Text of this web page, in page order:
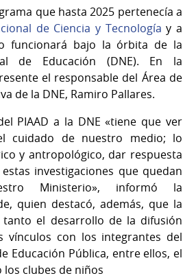
que hasta 2025 pertenecía a
de Ciencia y Tecnología y a
funcionará bajo la órbita de la
de Educación (DNE). En la
el responsable del Área de
de la DNE, Ramiro Pallares.
PIAAD a la DNE «tiene que ver
cuidado de nuestro medio; lo
y antropológico, dar respuesta
investigaciones que quedan
Ministerio», informó la
quien destacó, además, que la
tanto el desarrollo de la difusión
vínculos con los integrantes del
Educación Pública, entre ellos, el
los clubes de niños